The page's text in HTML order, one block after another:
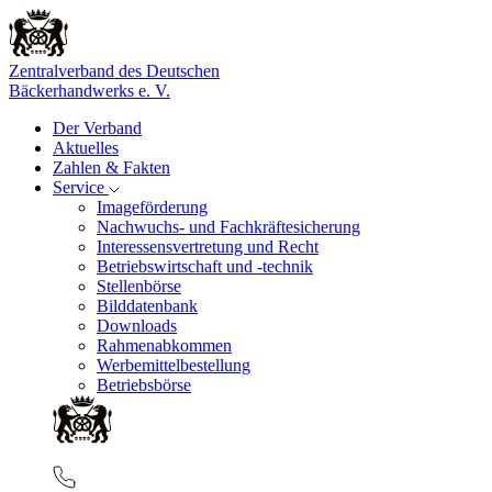
Zentralverband des Deutschen
Bäckerhandwerks e. V.
Der Verband
Aktuelles
Zahlen & Fakten
Service
Imageförderung
Nachwuchs- und Fachkräftesicherung
Interessensvertretung und Recht
Betriebswirtschaft und -technik
Stellenbörse
Bilddatenbank
Downloads
Rahmenabkommen
Werbemittelbestellung
Betriebsbörse